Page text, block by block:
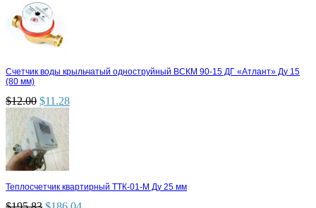
Счетчик воды крыльчатый одноструйный ВСКМ 90-15 ДГ «Атлант» Ду 15
(80 мм)
$12.00 $11.28
Теплосчетчик квартирный ТТК-01-М Ду 25 мм